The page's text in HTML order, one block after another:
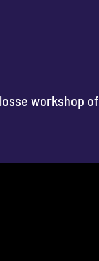
workshop of